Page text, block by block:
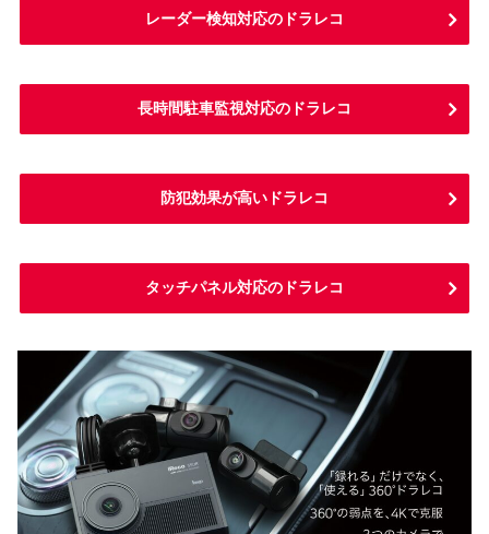
レーダー検知対応のドラレコ
長時間駐車監視対応のドラレコ
防犯効果が高いドラレコ
タッチパネル対応のドラレコ